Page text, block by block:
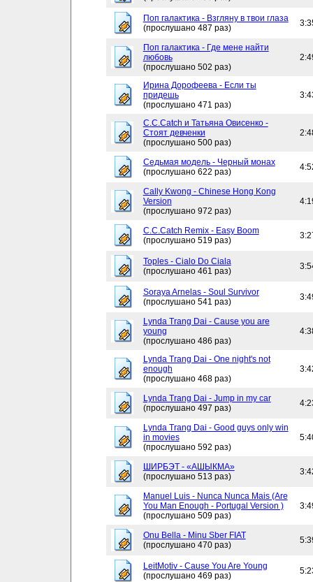
Поп галактика - Взгляну в твои глаза
(прослушано 487 раз)
Поп галактика - Где мене найти
любовь
(прослушано 502 раз)
Ирина Дорофеева - Если ты
придешь
(прослушано 471 раз)
C.C.Catch и Татьяна Овисенко -
Стоят девченки
(прослушано 500 раз)
Седьмая модель - Черный монах
(прослушано 622 раз)
Cally Kwong - Chinese Hong Kong
Version
(прослушано 972 раз)
C.C.Catch Remix - Easy Boom
(прослушано 519 раз)
Toples - Cialo Do Ciala
(прослушано 461 раз)
Soraya Arnelas - Soul Survivor
(прослушано 541 раз)
Lynda Trang Dai - Cause you are
young
(прослушано 486 раз)
Lynda Trang Dai - One night's not
enough
(прослушано 468 раз)
Lynda Trang Dai - Jump in my car
(прослушано 497 раз)
Lynda Trang Dai - Good guys only win
in movies
(прослушано 592 раз)
ШИРБЭТ - «АШЫКМА»
(прослушано 513 раз)
Manuel Luis - Nunca Nunca Mais (Are
You Man Enough - Portugal Version )
(прослушано 509 раз)
Onu Bella - Minu Sber FIAT
(прослушано 470 раз)
LeitMotiv - Cause You Are Young
(прослушано 469 раз)